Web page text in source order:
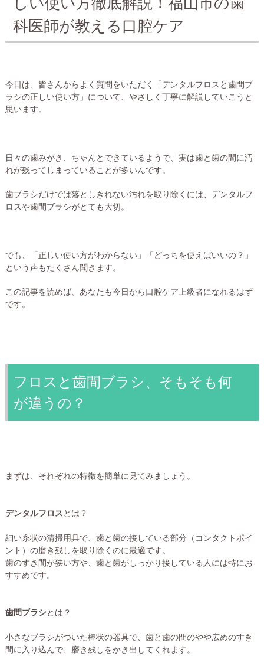
科医師が教える口腔ケア
今日は、皆さんからよく質問をいただく「デンタルフロスと歯間ブ
ラシの正しい使い方」について、やさしく丁寧に解説していこうと
思います。
日々の歯みがき、ちゃんとできているようで、実は歯と歯の間に汚
れが残ってしまっていることが多いんです。
歯ブラシだけでは落としきれない汚れを取り除くには、デンタルフ
ロスや歯間ブラシがとても大切。
でも、「正しい使い方がわからない」「どっちを使えばいいの？」
という声もたくさん聞きます。
この記事を読めば、あなたも今日から口腔ケア上級者になれるはず
です。
フロスと歯間ブラシ、そもそも何
が違うの？
まずは、それぞれの特徴を簡単に見てみましょう。
デンタルフロスとは？
細い糸状の清掃用具で、歯と歯の接している部分（コンタクトポイ
ント）の磨き残しを取り除くのに最適です。
歯のすき間が狭い方や、歯と歯がしっかり接している人には特にお
すすめです。
歯間ブラシとは？
小さなブラシがついた棒状の器具で、歯と歯の間のやや広めのすき
間に入り込んで、磨き残しをかき出してくれます。